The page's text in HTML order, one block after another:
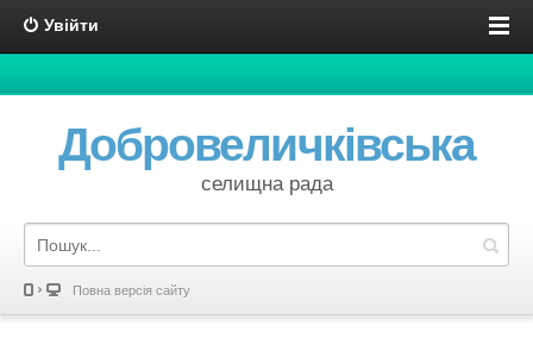
Увійти
Добровеличківська
селищна рада
Повна версія сайту